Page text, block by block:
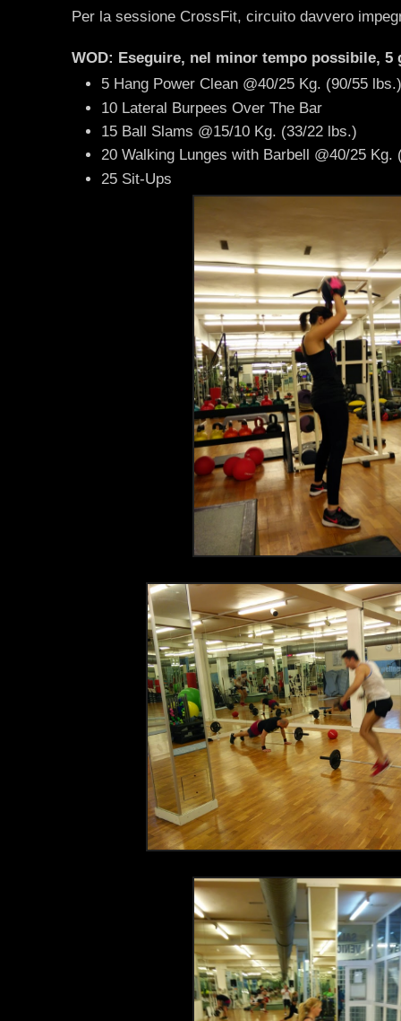
Per la sessione CrossFit, circuito davvero
WOD: Eseguire, nel minor tempo possibile,
5 Hang Power Clean @40/25 Kg. (90/55
10 Lateral Burpees Over The Bar
15 Ball Slams @15/10 Kg. (33/22 lbs.)
20 Walking Lunges with Barbell @40/25 Kg.
25 Sit-Ups